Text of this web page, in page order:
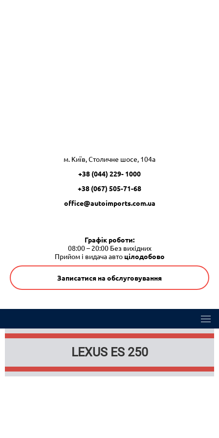
м. Київ, Столичне шосе, 104а
+38 (044) 229- 1000
+38 (067) 505-71-68
office@autoimports.com.ua
Графік роботи:
08:00 – 20:00 Без вихідних
Прийом і видача авто цілодобово
Записатися на обслуговування
LEXUS ES 250